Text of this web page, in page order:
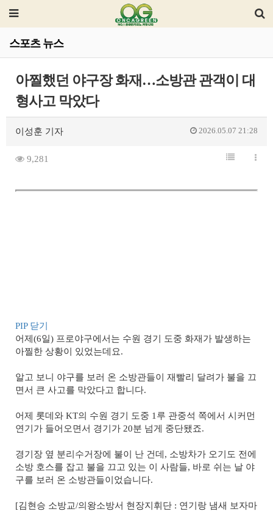
스포츠 뉴스
아찔했던 야구장 화재…소방관 관객이 대
형사고 막았다
이성훈 기자 2026.05.07 21:28
9,281
PIP 닫기
어제(6일) 프로야구에서는 수원 경기 도중 화재가 발생하는
아찔한 상황이 있었는데요.
알고 보니 야구를 보러 온 소방관들이 재빨리 달려가 불을 끄
면서 큰 사고를 막았다고 합니다.
어제 롯데와 KT의 수원 경기 도중 1루 관중석 쪽에서 시커먼
연기가 들어오면서 경기가 20분 넘게 중단됐죠.
경기장 옆 분리수거장에 불이 난 건데, 소방차가 오기도 전에
소방 호스를 잡고 불을 끄고 있는 이 사람들, 바로 쉬는 날 야
구를 보러 온 소방관들이었습니다.
[김현승 소방교/의왕소방서 현장지휘단 : 연기랑 냄새 보자마